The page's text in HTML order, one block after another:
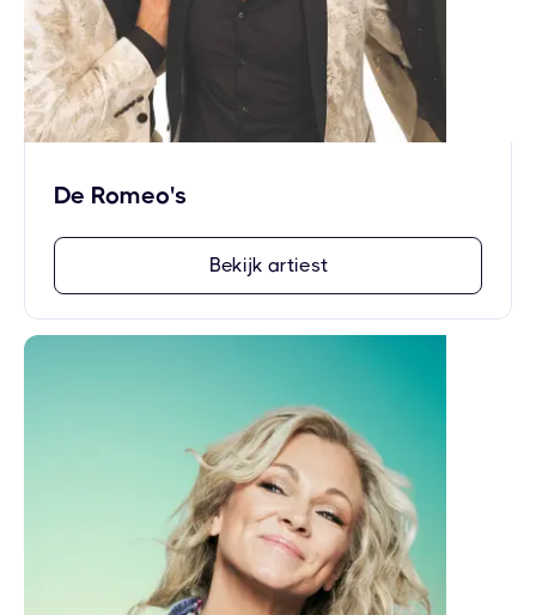
De Romeo's
Bekijk artiest